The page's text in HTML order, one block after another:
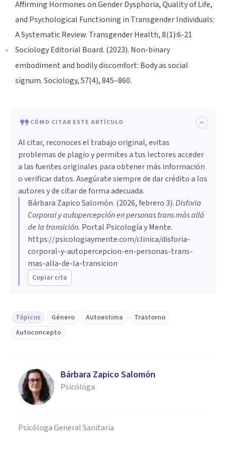
Affirming Hormones on Gender Dysphoria, Quality of Life,
and Psychological Functioning in Transgender Individuals:
A Systematic Review. Transgender Health, 8(1):6-21
Sociology Editorial Board. (2023). Non-binary
embodiment and bodily discomfort: Body as social
signum. Sociology, 57(4), 845–860.
CÓMO CITAR ESTE ARTÍCULO
Al citar, reconoces el trabajo original, evitas
problemas de plagio y permites a tus lectores acceder
a las fuentes originales para obtener más información
o verificar datos. Asegúrate siempre de dar crédito a los
autores y de citar de forma adecuada.
Bárbara Zapico Salomón. (2026, febrero 3).Disforia
Corporal y autopercepción en personas trans más allá
de la transición. Portal Psicología y Mente.
https://psicologiaymente.com/clinica/disforia-
corporal-y-autopercepcion-en-personas-trans-
mas-alla-de-la-transicion
Copiar cita
Tópicos Género Autoestima
Trastorno
Autoconcepto
Bárbara Zapico Salomón
Psicóloga
Psicóloga General Sanitaria